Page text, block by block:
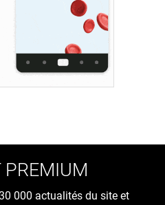
000 actualités du site et